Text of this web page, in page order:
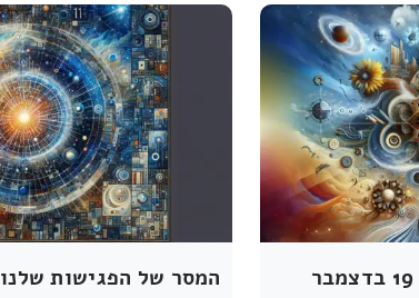
המסר של הפגישות שלנו – 18